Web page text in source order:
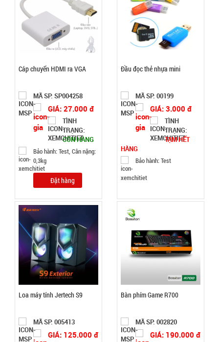
tầng inox
Soup
003196
46.000 đ
Găng tay
Slim túi
T1000 )
005066
Cáp chuyển HDMI ra VGA
MÃ SP: SP004258
GIÁ: 27.000 đ
TÌNH
TRẠNG:
CÒN HÀNG
Bảo hành: Test, Cân nặng:
0,3kg
Đặt hàng
Đầu đọc thẻ nhựa mini
MÃ SP: 00199
GIÁ: 3.000 đ
TÌNH
TRẠNG:
TẠM HẾT
HÀNG
Bảo hành: Test
Loa máy tính Jertech S9
MÃ SP: 005413
GIÁ: 125.000 đ
Bàn phím Game R700
MÃ SP: 002820
GIÁ: 190.000 đ